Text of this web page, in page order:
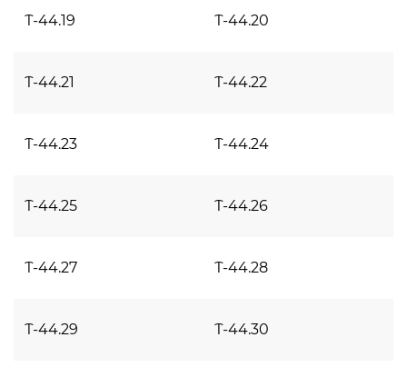
Т-44.19 Т-44.20
Т-44.21 Т-44.22
Т-44.23 Т-44.24
Т-44.25 Т-44.26
Т-44.27 Т-44.28
Т-44.29 Т-44.30